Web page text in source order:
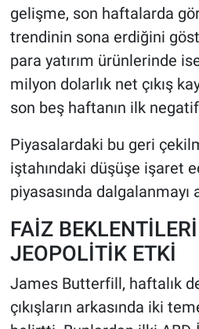
gelişme, son haftalarda
trendinin sona erdiğini
para yatırım ürünlerinde
milyon dolarlık net çıkış
son beş haftanın ilk
Piyasalardaki bu geri
iştahındaki düşüşe işaret
piyasasında dalgalanmayı
FAİZ
JEOPOLİTİK ETKİ
James Butterfill, haftalık
çıkışların arkasında iki
POLİTİKA
SPOR
MAGAZİN
Bilim, Teknoloji